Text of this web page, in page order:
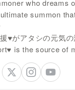
who dreams
summon
♥がアタシの元気
is the source of